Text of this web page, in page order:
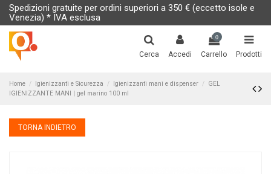
Spedizioni gratuite per ordini superiori a 350 € (eccetto isole e
Venezia) * IVA esclusa
Cerca Accedi
0
Carrello Prodotti
Home Igienizzanti e Sicurezza Igienizzanti mani e dispenser
GEL
IGIENIZZANTE MANI | gel marino 100 ml
TORNA INDIETRO